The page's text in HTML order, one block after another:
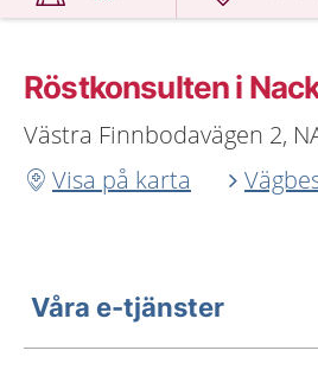
Röstkonsulten i
Västra Finnbodavägen 2,
Visa på karta
Våra e-tjänster